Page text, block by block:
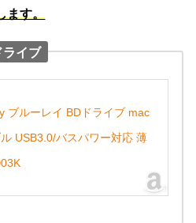
す。
ライブ
ブルーレイ BDドライブ mac
USB3.0/バスパワー対応 薄